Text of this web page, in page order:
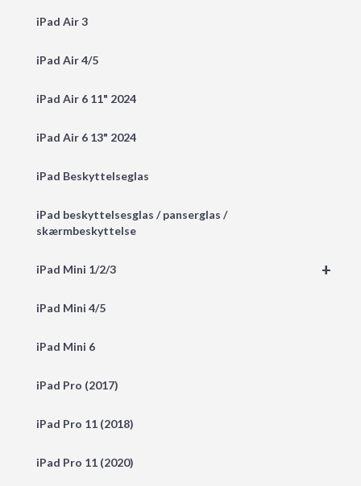
iPad Air 3
iPad Air 4/5
iPad Air 6 11" 2024
iPad Air 6 13" 2024
iPad Beskyttelseglas
iPad beskyttelsesglas / panserglas /
skærmbeskyttelse
+
iPad Mini 1/2/3
iPad Mini 4/5
iPad Mini 6
iPad Pro (2017)
iPad Pro 11 (2018)
iPad Pro 11 (2020)